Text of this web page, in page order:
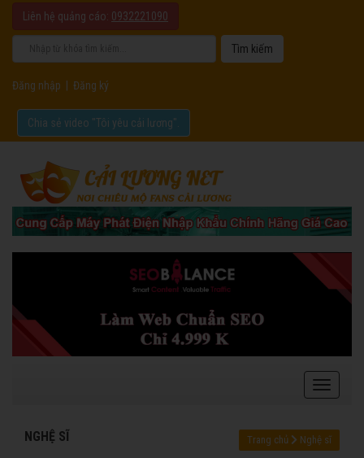
Liên hệ quảng cáo: 0932221090
Đăng nhập Đăng ký
Chia sẻ video "Tôi yêu cải lương".
NGHỆ SĨ Trang chủ Nghệ sĩ